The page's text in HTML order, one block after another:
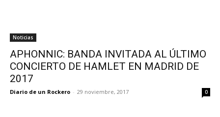
Noticias
APHONNIC: BANDA INVITADA AL ÚLTIMO
CONCIERTO DE HAMLET EN MADRID DE
2017
Diario de un Rockero - 29 noviembre, 2017 0